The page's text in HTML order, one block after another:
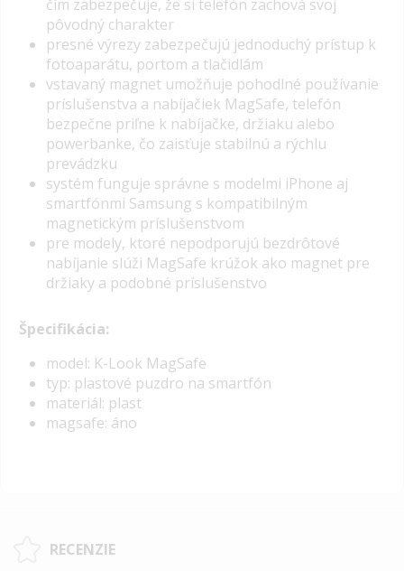
čím zabezpečuje, že si telefón zachová svoj
pôvodný charakter
presné výrezy zabezpečujú jednoduchý prístup k
fotoaparátu, portom a tlačidlám
vstavaný magnet umožňuje pohodlné používanie
príslušenstva a nabíjačiek MagSafe, telefón
bezpečne priľne k nabíjačke, držiaku alebo
powerbanke, čo zaisťuje stabilnú a rýchlu
prevádzku
systém funguje správne s modelmi iPhone aj
smartfónmi Samsung s kompatibilným
magnetickým príslušenstvom
pre modely, ktoré nepodporujú bezdrôtové
nabíjanie slúži MagSafe krúžok ako magnet pre
držiaky a podobné príslušenstvo
Špecifikácia:
model: K-Look MagSafe
typ: plastové puzdro na smartfón
materiál: plast
magsafe: áno
RECENZIE